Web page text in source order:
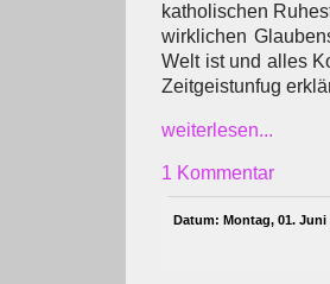
katholischen
wirklichen
Welt ist und alles
Zeitgeistunfug
weiterlesen...
1 Kommentar
Datum: Montag, 01. Juni